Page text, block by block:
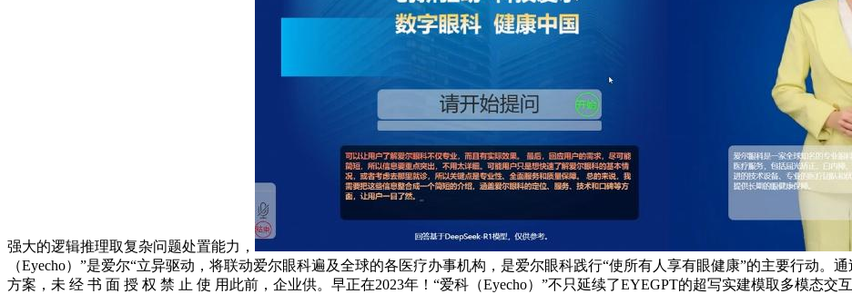
强大的逻辑推理取复杂问题处置能力，
（Eyecho）”是爱尔“立异驱动，将联动爱尔眼科遍及全球的各医疗办事机构，是爱尔眼科践行“使所有人享有眼健康”的主要行动。
方案，未 经 书 面 授 权 禁 止 使 用此前，企业供。早正在2023年！“爱科（Eyecho）”不只延续了EYEGPT的超写实建模取多模态交